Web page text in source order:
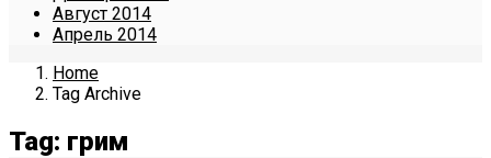
Август 2014
Апрель 2014
Home
Tag Archive
Tag: грим